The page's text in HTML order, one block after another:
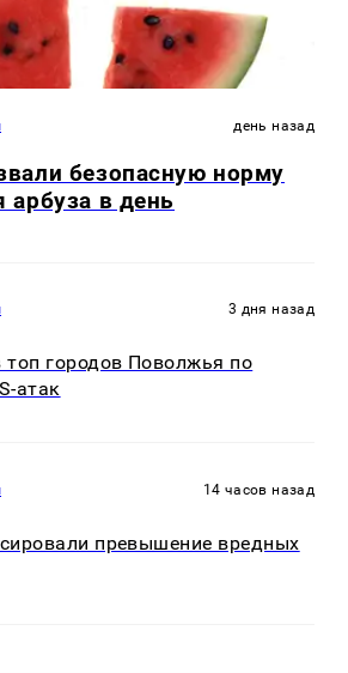
день назад
безопасную норму
арбуза в день
3 дня назад
городов Поволжья по
атак
14 часов назад
превышение вредных